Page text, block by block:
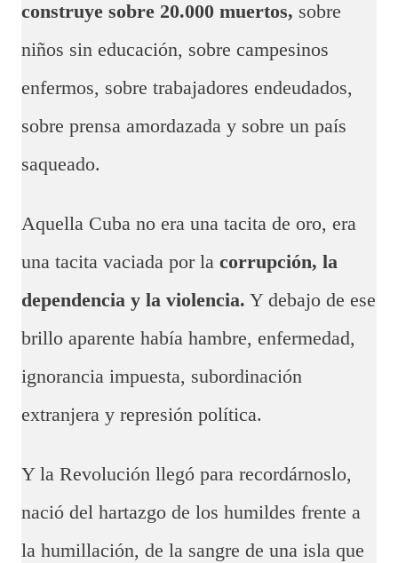
construye sobre 20.000 muertos, sobre
niños sin educación, sobre campesinos
enfermos, sobre trabajadores endeudados,
sobre prensa amordazada y sobre un país
saqueado.
Aquella Cuba no era una tacita de oro, era
una tacita vaciada por la corrupción, la
dependencia y la violencia. Y debajo de ese
brillo aparente había hambre, enfermedad,
ignorancia impuesta, subordinación
extranjera y represión política.
Y la Revolución llegó para recordárnoslo,
nació del hartazgo de los humildes frente a
la humillación, de la sangre de una isla que